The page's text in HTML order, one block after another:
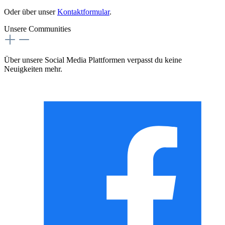
Oder über unserKontaktformular.
Unsere Communities
Über unsere Social Media Plattformen verpasst du keine
Neuigkeiten mehr.